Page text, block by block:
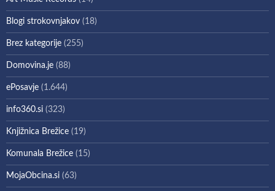
Blogi strokovnjakov (18)
Brez kategorije (255)
Domovina.je (88)
ePosavje (1.644)
info360.si (323)
Knjižnica Brežice (19)
Komunala Brežice (15)
MojaObcina.si (63)